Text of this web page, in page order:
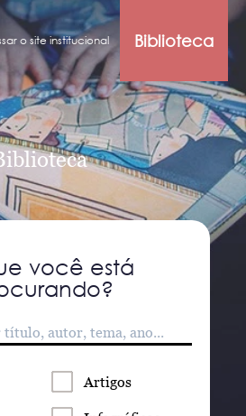
o site institucional Biblioteca
você está
Artigos